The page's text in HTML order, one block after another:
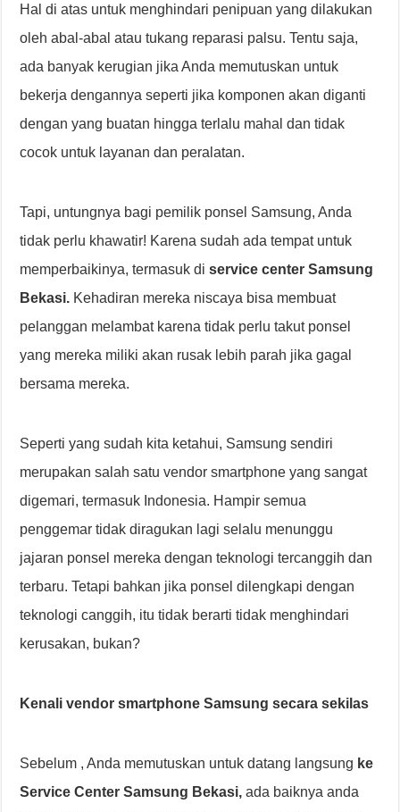
Hal di atas untuk menghindari penipuan yang dilakukan
oleh abal-abal atau tukang reparasi palsu. Tentu saja,
ada banyak kerugian jika Anda memutuskan untuk
bekerja dengannya seperti jika komponen akan diganti
dengan yang buatan hingga terlalu mahal dan tidak
cocok untuk layanan dan peralatan.
Tapi, untungnya bagi pemilik ponsel Samsung, Anda
tidak perlu khawatir! Karena sudah ada tempat untuk
memperbaikinya, termasuk diservice center Samsung
Bekasi. Kehadiran mereka niscaya bisa membuat
pelanggan melambat karena tidak perlu takut ponsel
yang mereka miliki akan rusak lebih parah jika gagal
bersama mereka.
Seperti yang sudah kita ketahui, Samsung sendiri
merupakan salah satu vendor smartphone yang sangat
digemari, termasuk Indonesia. Hampir semua
penggemar tidak diragukan lagi selalu menunggu
jajaran ponsel mereka dengan teknologi tercanggih dan
terbaru. Tetapi bahkan jika ponsel dilengkapi dengan
teknologi canggih, itu tidak berarti tidak menghindari
kerusakan, bukan?
Kenali vendor smartphone Samsung secara sekilas
Sebelum , Anda memutuskan untuk datang langsung ke
Service Center Samsung Bekasi,ada baiknya anda